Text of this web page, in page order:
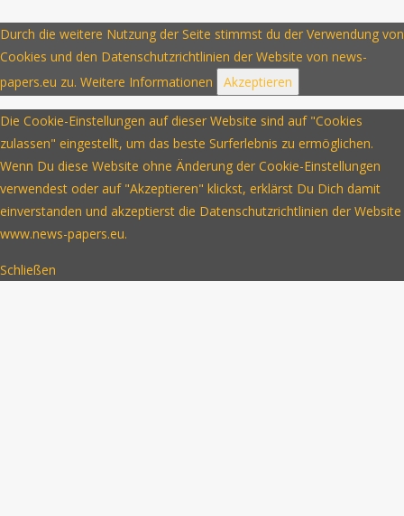
Durch die weitere Nutzung der Seite stimmst du der Verwendung von
Cookies und den Datenschutzrichtlinien der Website von news-
papers.eu zu. Weitere Informationen Akzeptieren
Die Cookie-Einstellungen auf dieser Website sind auf "Cookies
zulassen" eingestellt, um das beste Surferlebnis zu ermöglichen.
Wenn Du diese Website ohne Änderung der Cookie-Einstellungen
verwendest oder auf "Akzeptieren" klickst, erklärst Du Dich damit
einverstanden und akzeptierst die Datenschutzrichtlinien der Website
www.news-papers.eu.
Schließen